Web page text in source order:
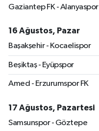
Gaziantep FK - Alanyaspor
16 Ağustos, Pazar
Başakşehir - Kocaelispor
Beşiktaş - Eyüpspor
Amed - Erzurumspor FK
17 Ağustos, Pazartesi
Samsunspor - Göztepe